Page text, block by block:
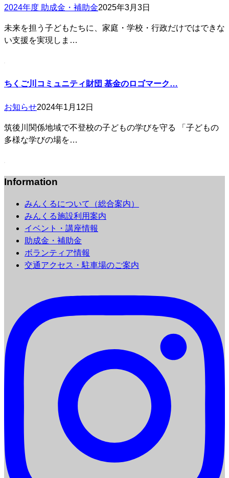
2024年度 助成金・補助金2025年3月3日
未来を担う子どもたちに、家庭・学校・行政だけではできな
い支援を実現しま…
ちくご川コミュニティ財団 基金のロゴマーク…
お知らせ2024年1月12日
筑後川関係地域で不登校の子どもの学びを守る 「子どもの
多様な学びの場を…
Information
みんくるについて（総合案内）
みんくる施設利用案内
イベント・講座情報
助成金・補助金
ボランティア情報
交通アクセス・駐車場のご案内